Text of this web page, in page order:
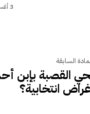
3 أغسطس، 2026
السابقة
القصبة بإبن
انتخابية؟